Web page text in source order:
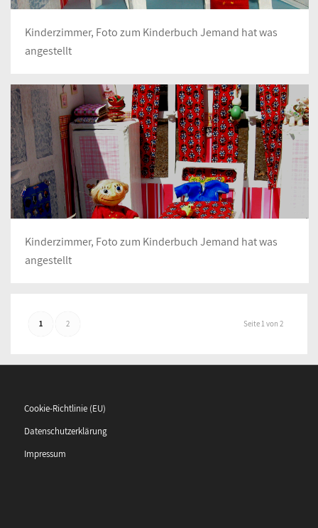
Kinderzimmer, Foto zum Kinderbuch Jemand hat was
angestellt
Kinderzimmer, Foto zum Kinderbuch Jemand hat was
angestellt
Seite 1 von 2
1 2
Cookie-Richtlinie (EU)
Datenschutzerklärung
Impressum